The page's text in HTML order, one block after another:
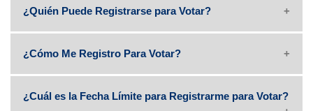
¿Quién Puede Registrarse para Votar?
¿Cómo Me Registro Para Votar?
¿Cuál es la Fecha Límite para Registrarme para Votar?